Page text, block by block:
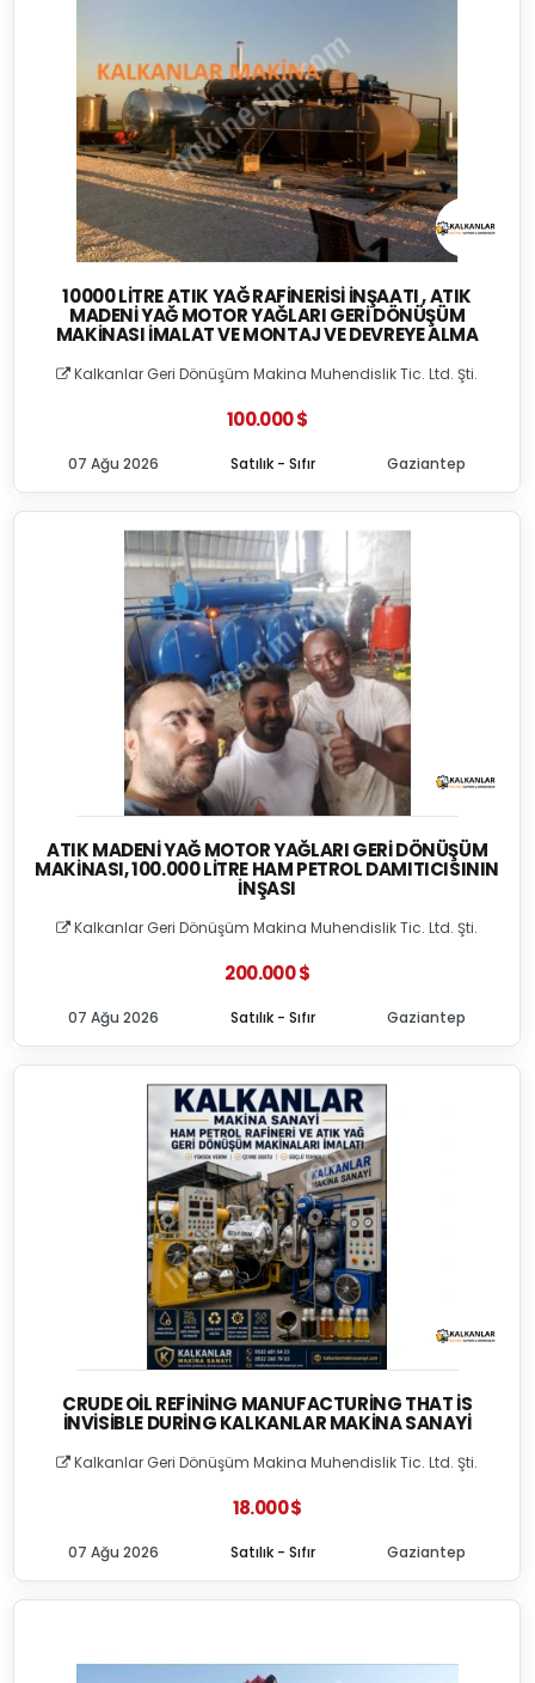
10000 LITRE ATIK YAĞ RAFINERISI İNŞAATI , ATIK
MADENI YAĞ MOTOR YAĞLARI GERI DÖNÜŞÜM
MAKINASI İMALAT VE MONTAJ VE DEVREYE ALMA
Kalkanlar Geri Dönüşüm Makina Muhendislik Tic. Ltd. Şti.
100.000 $
Satılık - Sıfır
07 Ağu 2026 Gaziantep
ATIK MADENI YAĞ MOTOR YAĞLARI GERI DÖNÜŞÜM
MAKINASI, 100.000 LITRE HAM PETROL DAMITICISININ
İNŞASI
Kalkanlar Geri Dönüşüm Makina Muhendislik Tic. Ltd. Şti.
200.000 $
Satılık - Sıfır
07 Ağu 2026 Gaziantep
CRUDE OIL REFINING MANUFACTURING THAT İS
İNVISIBLE DURING KALKANLAR MAKINA SANAYI
Kalkanlar Geri Dönüşüm Makina Muhendislik Tic. Ltd. Şti.
18.000 $
Satılık - Sıfır
07 Ağu 2026 Gaziantep